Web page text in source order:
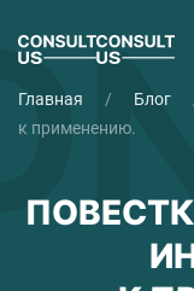
Skip to main
Главная Блог
к применению.